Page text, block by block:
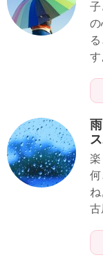
子
の
す
楽
何
古